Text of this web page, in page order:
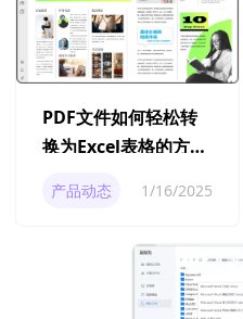
PDF文件如何轻松转
换为Excel表格的方法
产品动态 1/16/2025